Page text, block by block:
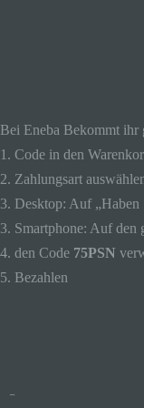
Bei Eneba Bekommt ihr
1. Code in den
2. Zahlungsart
3. Desktop: Auf „Haben
3. Smartphone: Auf den
4. den Code 75PSN
5. Bezahlen
–